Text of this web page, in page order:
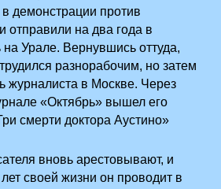
демонстрации против
отправили на два года в
Урале. Вернувшись оттуда,
разнорабочим, но затем
журналиста в Москве. Через
«Октябрь» вышел его
смерти доктора Аустино»
вновь арестовывают, и
своей жизни он проводит в